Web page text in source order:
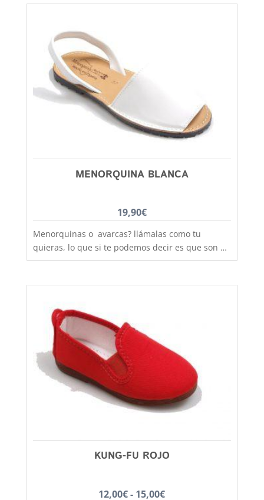
que podras perfectamente utilizarla también
estilo boho-chic con tira lisa que le da ese toque
practico, alegre y junenil que requieren tus looks
mas veraniegos. Este bonito modelo lo tienes
disponible desde la talla 36 hasta la 42, zapatos
bonitos para gente divertida, aquí en Capitán
Mlaspina la mejor calidad al mejor precio y con el
primer cambio siempre gratis.
MENORQUINA BLANCA
19,90€
Menorquinas o avarcas? llámalas como tu
quieras, lo que si te podemos decir es que son de
fabricación nacional y hechas por completo en
transpiración, comodidad y durabilidad, al mejor
con todos los estilos de ropa y tenemos un gran
rango de tallas para poder calzar a los más
pequeños de la casa, hermanos y
hermanas mayores, madres, padres, abuelos,
abuelas......... desde la talla 20 a la 46. Debes
tener en cuenta que las tallas no son muy
grandes y si tienes dudas entre dos número,
elige siempre el más grande
KUNG-FU ROJO
12,00€ - 15,00€Rango